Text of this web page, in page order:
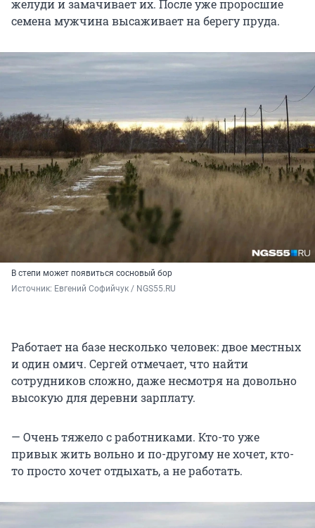
желуди и замачивает их. После уже проросшие
семена мужчина высаживает на берегу пруда.
В степи может появиться сосновый бор
Источник: Евгений Софийчук / NGS55.RU
Работает на базе несколько человек: двое местных
и один омич. Сергей отмечает, что найти
сотрудников сложно, даже несмотря на довольно
высокую для деревни зарплату.
— Очень тяжело с работниками. Кто-то уже
привык жить вольно и по-другому не хочет, кто-
то просто хочет отдыхать, а не работать.